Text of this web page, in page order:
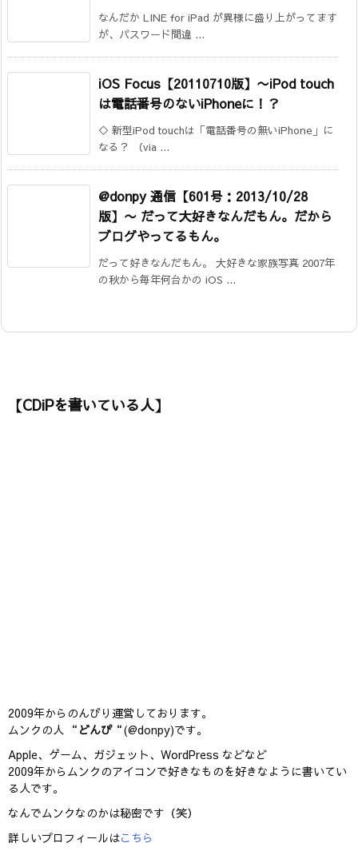
なんだか LINE for iPad が異様に盛り上がってます
が、パスワード間違 ...
iOS Focus【20110710版】 〜iPod touch
は電話番号のないiPhoneに！？
◇ 新型iPod touchは「電話番号の無いiPhone」に
なる？ （via ...
@donpy 通信【601号：2013/10/28
版】〜 だって大好きなんだもん。だから
ブログやってるもん。
だって好きなんだもん。 大好きな家族写真 2007年
の秋から毎年何台かの iOS ...
【CDiPを書いている人】
2009年からのんびり運営しております。
ムンクの人 “ どんぴ“(@donpy)です。
Apple、ゲーム、ガジェット、WordPress などなど
2009年からムンクのアイコンで好きなものを好きなように書いてい
る人です。
なんでムンクなのかは秘密です（笑）
詳しいプロフィールはこちら